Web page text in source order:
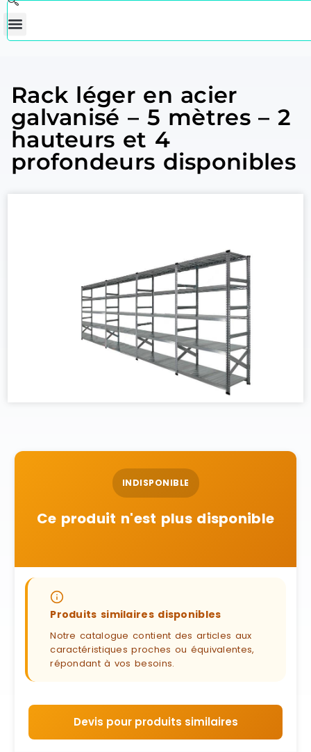
Rack léger en acier
galvanisé – 5 mètres – 2
hauteurs et 4
profondeurs disponibles
INDISPONIBLE
Ce produit n'est plus disponible
Produits similaires disponibles
Notre catalogue contient des articles aux
caractéristiques proches ou équivalentes,
répondant à vos besoins.
Devis pour produits similaires